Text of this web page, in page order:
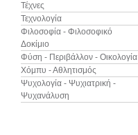
Τέχνες
Τεχνολογία
Φιλοσοφία - Φιλοσοφικό
Δοκίμιο
Φύση - Περιβάλλον - Οικολογία
Χόμπυ - Αθλητισμός
Ψυχολογία - Ψυχιατρική -
Ψυχανάλυση